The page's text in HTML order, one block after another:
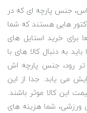
جنس پارچه ای که در
هایی هستند که شما
برای خرید استایل های
به دنبال کالا های با
تر رود، جنس پارچه اش
می یابد. جدا از این
این کالا موثر باشند.
ورزشی، شما هزینه های